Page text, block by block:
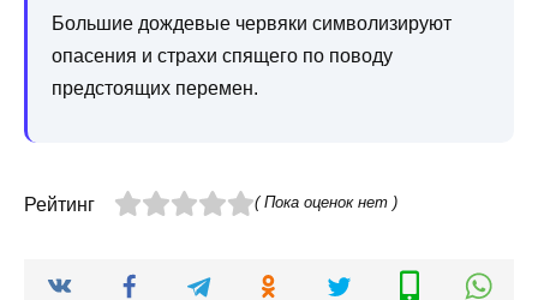
Большие дождевые червяки символизируют
опасения и страхи спящего по поводу
предстоящих перемен.
Рейтинг ( Пока оценок нет )